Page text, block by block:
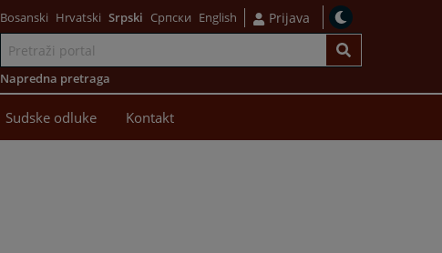
Bosanski Hrvatski Srpski Српски English Prijava
Napredna pretraga
Sudske odluke Kontakt